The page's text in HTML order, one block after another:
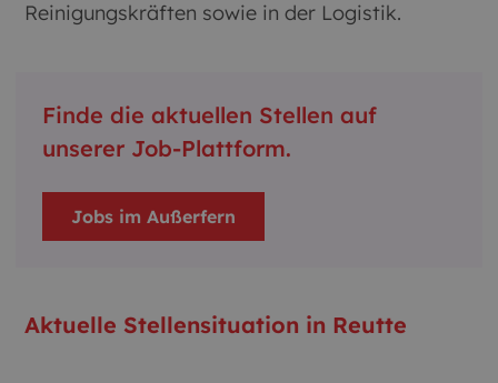
Reinigungskräften sowie in der Logistik.
Finde die aktuellen Stellen auf
unserer Job-Plattform.
Jobs im Außerfern
Aktuelle Stellensituation in Reutte